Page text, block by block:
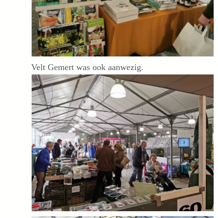
Velt Gemert was ook aanwezig.